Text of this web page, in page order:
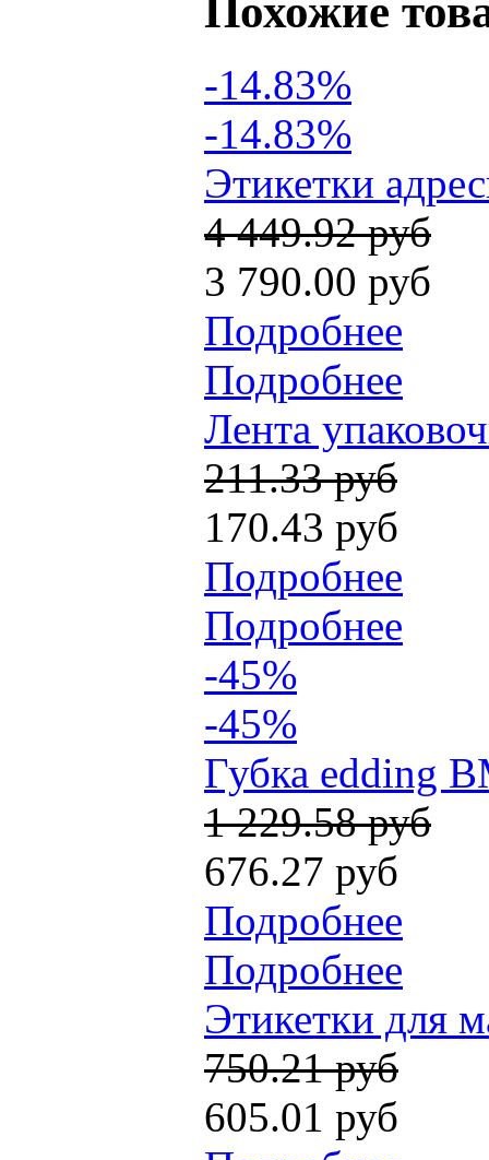
Похожие
-14.83%
-14.83%
Этикетки
4 449.92 руб
3 790.00 руб
Подробнее
Подробнее
Лента
211.33 руб
170.43 руб
Подробнее
Подробнее
-45%
-45%
Губка edding
1 229.58 руб
676.27 руб
Подробнее
Подробнее
Этикетки для
750.21 руб
605.01 руб